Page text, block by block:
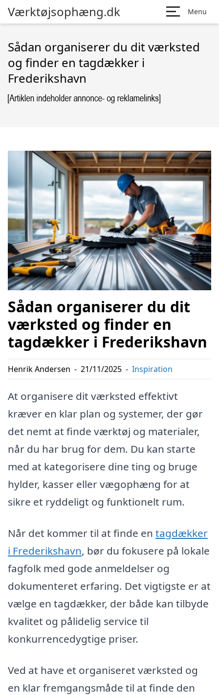
Værktøjsophæng.dk Menu
Sådan organiserer du dit værksted
og finder en tagdækker i
Frederikshavn
Sådan organiserer du dit
værksted og finder en
tagdækker i Frederikshavn
Henrik Andersen - 21/11/2025 - Inspiration
At organisere dit værksted effektivt
kræver en klar plan og systemer, der gør
det nemt at finde værktøj og materialer,
når du har brug for dem. Du kan starte
med at kategorisere dine ting og bruge
hylder, kasser eller vægophæng for at
sikre et ryddeligt og funktionelt rum.
Når det kommer til at finde en tagdækker
i Frederikshavn, bør du fokusere på lokale
fagfolk med gode anmeldelser og
dokumenteret erfaring. Det vigtigste er at
vælge en tagdækker, der både kan tilbyde
kvalitet og pålidelig service til
konkurrencedygtige priser.
Ved at have et organiseret værksted og
en klar fremgangsmåde til at finde den